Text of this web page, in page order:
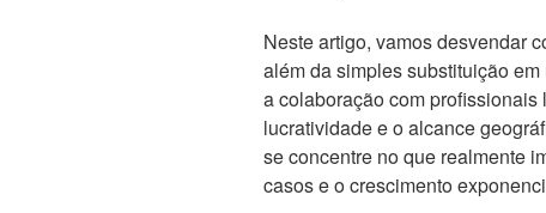
Neste artigo, vamos desvendar
além da simples substituição
a colaboração com
lucratividade e o alcance
se concentre no que realmente
casos e o crescimento